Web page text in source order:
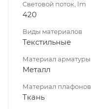
Световой поток, lm
420
Виды материалов
Текстильные
Материал арматуры
Металл
Материал плафонов
Ткань